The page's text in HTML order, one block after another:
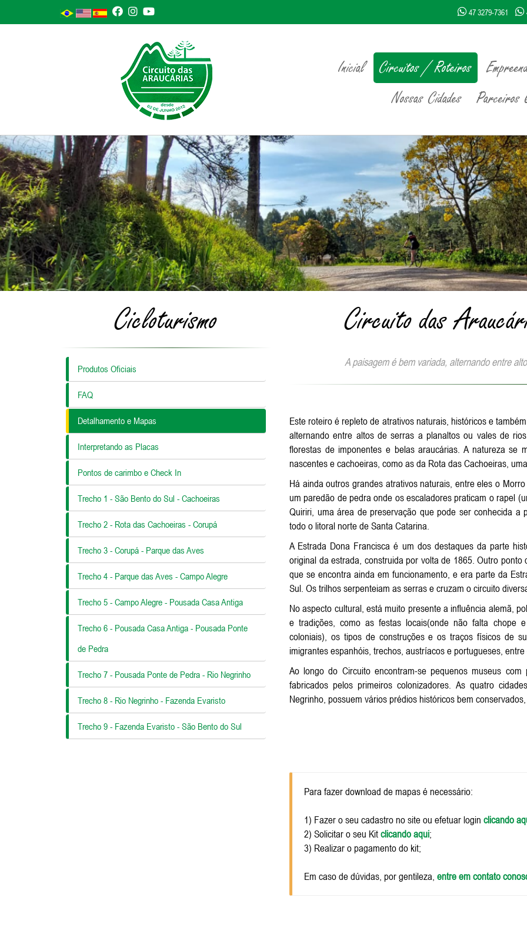
47 3279-7361
Inicial Circuitos / Roteiros
Nossas Cidades
Parceiros
Cicloturismo
Produtos Oficiais
FAQ
Detalhamento e Mapas
Interpretando as Placas
Pontos de carimbo e Check In
Trecho 1 - São Bento do Sul - Cachoeiras
Trecho 2 - Rota das Cachoeiras - Corupá
Trecho 3 - Corupá - Parque das Aves
Trecho 4 - Parque das Aves - Campo Alegre
Trecho 5 - Campo Alegre - Pousada Casa Antiga
Trecho 6 - Pousada Casa Antiga - Pousada Ponte
de Pedra
Trecho 7 - Pousada Ponte de Pedra - Rio Negrinho
Trecho 8 - Rio Negrinho - Fazenda Evaristo
Trecho 9 - Fazenda Evaristo - São Bento do Sul
Circuito das
A paisagem é bem variada, alternando entre
Este roteiro é repleto de atrativos naturais, históricos e
alternando entre altos de serras a planaltos ou vales de
florestas de imponentes e belas araucárias. A natureza se
nascentes e cachoeiras, como as da Rota das Cachoeiras,
Há ainda outros grandes atrativos naturais, entre eles o
um paredão de pedra onde os escaladores praticam o rapel
Quiriri, uma área de preservação que pode ser conhecida
todo o litoral norte de Santa Catarina.
A Estrada Dona Francisca é um dos destaques da parte
original da estrada, construida por volta de 1865. Outro
que se encontra ainda em funcionamento, e era parte da
Sul. Os trilhos serpenteiam as serras e cruzam o circuito
No aspecto cultural, está muito presente a influência alemã,
e tradições, como as festas locais(onde não falta chope
coloniais), os tipos de construções e os traços físicos de
imigrantes espanhóis, trechos, austríacos e portugueses, entre
Ao longo do Circuito encontram-se pequenos museus
fabricados pelos primeiros colonizadores. As quatro
Negrinho, possuem vários prédios históricos bem
Para fazer download de mapas é necessário:
1) Fazer o seu cadastro no site ou efetuar login clicando
2) Solicitar o seu Kit clicando aqui;
3) Realizar o pagamento do kit;
Em caso de dúvidas, por gentileza, entre em contato